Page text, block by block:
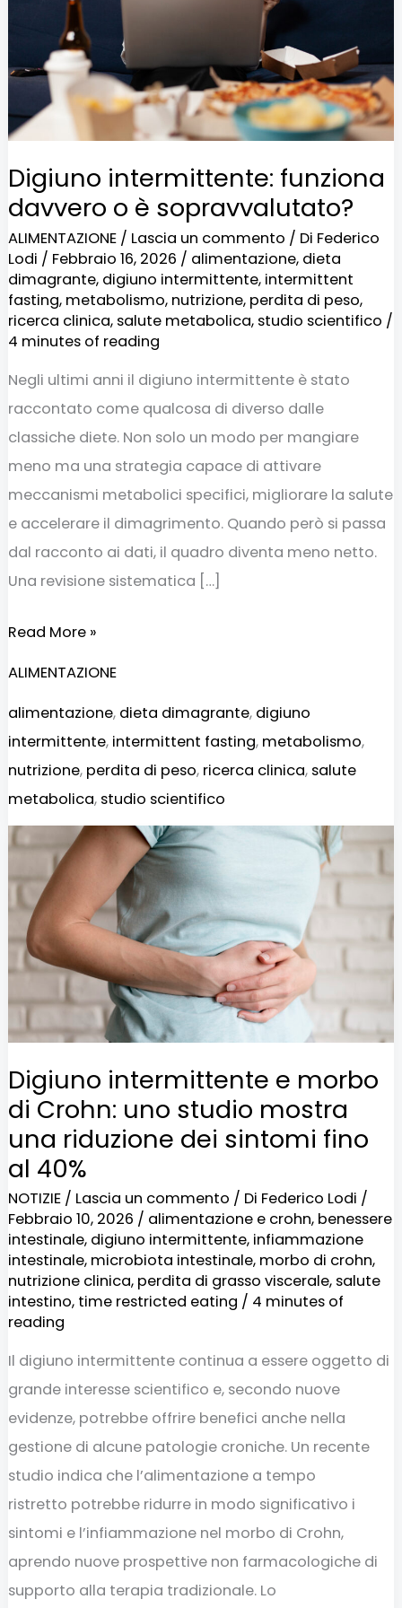
Digiuno intermittente: funziona
davvero o è sopravvalutato?
ALIMENTAZIONE/ Lascia un commento / Di Federico
Lodi / Febbraio 16, 2026 / alimentazione, dieta
dimagrante, digiuno intermittente, intermittent
fasting, metabolismo, nutrizione, perdita di peso,
ricerca clinica, salute metabolica, studio scientifico /
4 minutes of reading
Negli ultimi anni il digiuno intermittente è stato
raccontato come qualcosa di diverso dalle
classiche diete. Non solo un modo per mangiare
meno ma una strategia capace di attivare
meccanismi metabolici specifici, migliorare la salute
e accelerare il dimagrimento. Quando però si passa
dal racconto ai dati, il quadro diventa meno netto.
Una revisione sistematica […]
sopravvalutato?
Read More »
ALIMENTAZIONE
alimentazione, dieta dimagrante, digiuno
intermittente, intermittent fasting, metabolismo,
nutrizione, perdita di peso, ricerca clinica, salute
metabolica, studio scientifico
Digiuno intermittente e morbo
di Crohn: uno studio mostra
una riduzione dei sintomi fino
al 40%
NOTIZIE/ Lascia un commento / Di Federico Lodi /
Febbraio 10, 2026 / alimentazione e crohn, benessere
intestinale, digiuno intermittente, infiammazione
intestinale, microbiota intestinale, morbo di crohn,
nutrizione clinica, perdita di grasso viscerale, salute
intestino, time restricted eating / 4 minutes of
reading
Il digiuno intermittente continua a essere oggetto di
grande interesse scientifico e, secondo nuove
evidenze, potrebbe offrire benefici anche nella
gestione di alcune patologie croniche. Un recente
studio indica che l’alimentazione a tempo
ristretto potrebbe ridurre in modo significativo i
sintomi e l’infiammazione nel morbo di Crohn,
aprendo nuove prospettive non farmacologiche di
supporto alla terapia tradizionale. Lo
Digiuno
intermittente
morbo
di
uno
studio
mostra
una
dei
sintomi
fino
al
40%